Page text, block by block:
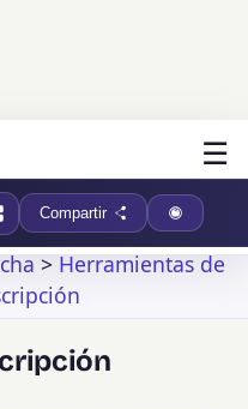
☰
Compartir
>Herramientas de